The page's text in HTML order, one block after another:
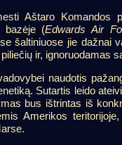
Aštaro
bazėje (Edwards Air
šaltiniuose jie dažnai
ir,
naudotis
Sutartis leido
bus ištrintas iš
Amerikos